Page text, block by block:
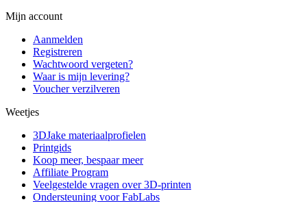
Mijn account
Aanmelden
Registreren
Wachtwoord vergeten?
Waar is mijn levering?
Voucher verzilveren
Weetjes
3DJake materiaalprofielen
Printgids
Koop meer, bespaar meer
Affiliate Program
Veelgestelde vragen over 3D-printen
Ondersteuning voor FabLabs